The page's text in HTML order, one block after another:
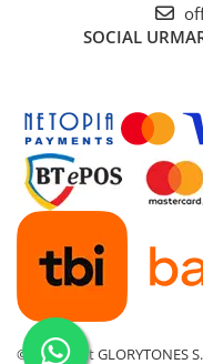
Accesorii Pick-up si Vinyl
Case-uri DJ
Controllere MIDI - USB
Genti pentru DJ
Mixere DJ
Platane DJ
Samplere si controllere
Stative si pupitre DJ
Cabluri si conectori
Cabluri adaptoare,
SOCIAL
©Copyright GLORYTONES